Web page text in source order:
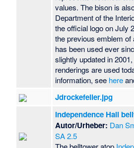
values. The bison is
Department of the
the official logo on July
the previous emblem of
has been used ever
slightly updated in
renderings are used
information, see here
Jdrockefeller.jpg
Independence Hall
Autor/Urheber: Dan
SA 2.5